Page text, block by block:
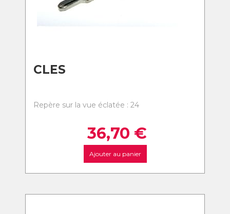
CLES
Repère sur la vue éclatée : 24
36,70 €
Ajouter au panier